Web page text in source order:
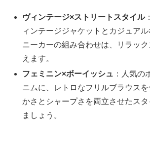
ヴィンテージ×ストリートスタイル
ィンテージジャケットとカジュア
ニーカーの組み合わせは、リラッ
えます。
フェミニン×ボーイッシュ ：人気の
ニムに、レトロなフリルブラウス
かさとシャープさを両立させたス
ましょう。